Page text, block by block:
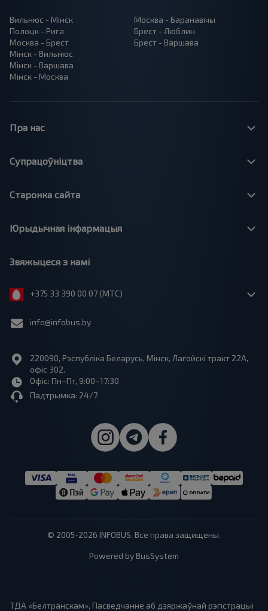
Вильнюс - Мінск
Полоцк - Рига
Москва - Брест
Мінск - Вильнюс
Мінск - Варшава
Мінск - Москва
Москва - Баранавiчы
Брест - Люблин
Брест - Варшава
Пра нас
Супрацоўніцтва
Старонка сайта
Юрыдычная інфармацыя
Звяжыцеся з намі
+375 33 390 00 07 (МТС)
info@infobus.by
220090, Рэспубліка Беларусь, Мінск, Лагойскі тракт 22A,
офіс 302.
Офіс: Пн–Пт, 9:00–17:30
Падтрымка: 24/7
© 2005-2026 INFOBUS. Все права защищены.
Powered by BusSystem
ТДА «Белтранскам», Пасведчанне аб дзяржаўнай рэгістрацыі